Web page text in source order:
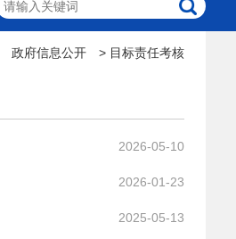
政府信息公开 > 目标责任考核
2026-05-10
2026-01-23
2025-05-13